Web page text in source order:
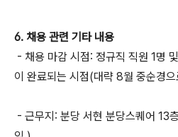
6. 채용 관련 기타 내용
- 채용 마감 시점: 정규직 직원 1명
이 완료되는 시점(대략 8월 중순경
- 근무지: 분당 서현 분당스퀘어 13